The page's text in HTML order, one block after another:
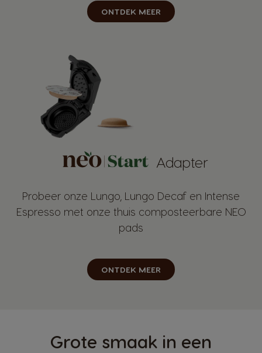
ONTDEK MEER
Adapter
Probeer onze Lungo, Lungo Decaf en Intense
Espresso met onze thuis composteerbare NEO
pads
ONTDEK MEER
Grote smaak in een